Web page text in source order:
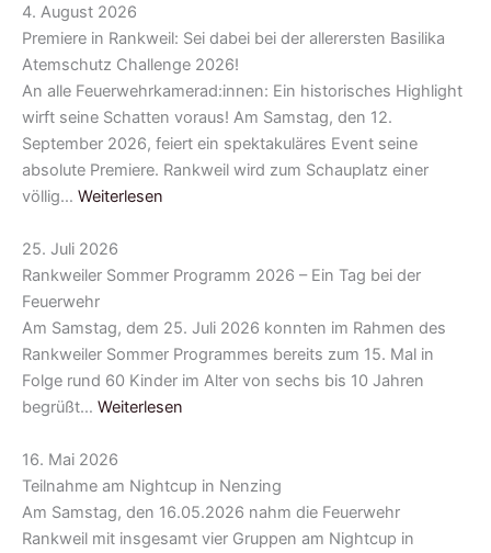
4. August 2026
Premiere in Rankweil: Sei dabei bei der allerersten Basilika
Atemschutz Challenge 2026!
An alle Feuerwehrkamerad:innen: Ein historisches Highlight
wirft seine Schatten voraus! Am Samstag, den 12.
September 2026, feiert ein spektakuläres Event seine
absolute Premiere. Rankweil wird zum Schauplatz einer
völlig… Weiterlesen
25. Juli 2026
Rankweiler Sommer Programm 2026 – Ein Tag bei der
Feuerwehr
Am Samstag, dem 25. Juli 2026 konnten im Rahmen des
Rankweiler Sommer Programmes bereits zum 15. Mal in
Folge rund 60 Kinder im Alter von sechs bis 10 Jahren
begrüßt… Weiterlesen
16. Mai 2026
Teilnahme am Nightcup in Nenzing
Am Samstag, den 16.05.2026 nahm die Feuerwehr
Rankweil mit insgesamt vier Gruppen am Nightcup in